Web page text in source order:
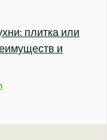
плитка или
и